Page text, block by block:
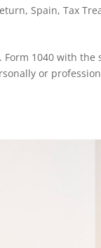
,Spain,Tax
1040 with the
or